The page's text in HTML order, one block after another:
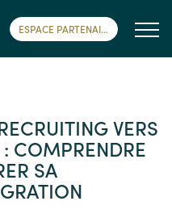
ESPACE PARTENAIRE
VERS
COMPRENDRE
SA